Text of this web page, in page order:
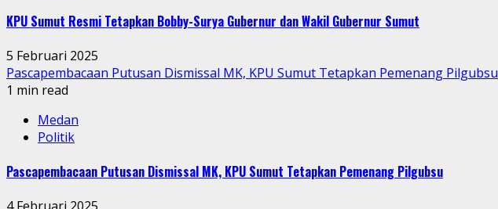
KPU Sumut Resmi Tetapkan Bobby-Surya Gubernur dan Wakil Gubernur Sumut
5 Februari 2025
Pascapembacaan Putusan Dismissal MK, KPU Sumut Tetapkan Pemenang Pilgubsu
1 min read
Medan
Politik
Pascapembacaan Putusan Dismissal MK, KPU Sumut Tetapkan Pemenang Pilgubsu